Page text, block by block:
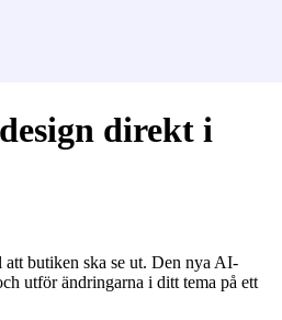
direkt i
butiken ska se ut. Den nya AI-
utför ändringarna i ditt tema på ett